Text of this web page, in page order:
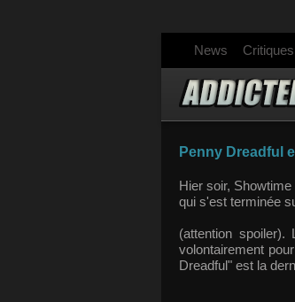
News Critiques
Penny Dreadful
Hier soir,
qui s'est terminée
(attention
volontairement
Dreadful" est la